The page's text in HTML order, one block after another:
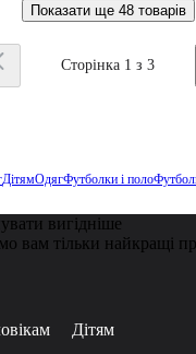
Показати ще 48 товарів
Сторінка 1 з 3
ДітямОдягФутболки і поло
вигідніше
вам тільки найкращі
Дітям